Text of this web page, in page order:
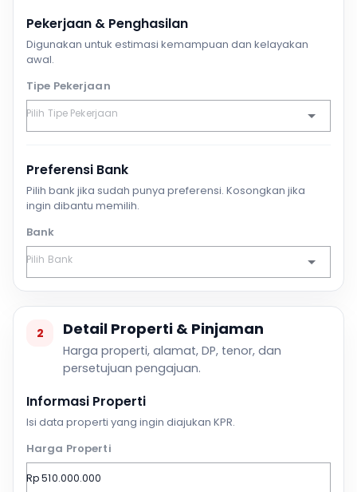
Pekerjaan & Penghasilan
Digunakan untuk estimasi kemampuan dan kelayakan
awal.
Tipe Pekerjaan
Preferensi Bank
Pilih bank jika sudah punya preferensi. Kosongkan jika
ingin dibantu memilih.
Bank
2 Detail Properti & Pinjaman
Harga properti, alamat, DP, tenor, dan
persetujuan pengajuan.
Informasi Properti
Isi data properti yang ingin diajukan KPR.
Harga Properti